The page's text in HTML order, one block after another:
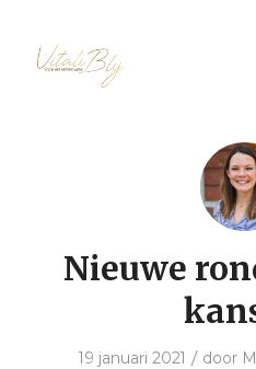
Nieuwe
19 januari 2021 / door